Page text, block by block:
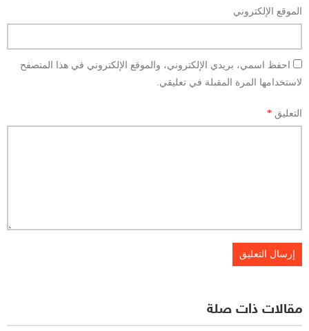
الموقع الإلكتروني
احفظ اسمي، بريدي الإلكتروني، والموقع الإلكتروني في هذا المتصفح
لاستخدامها المرة المقبلة في تعليقي.
التعليق *
مقالات ذات صلة